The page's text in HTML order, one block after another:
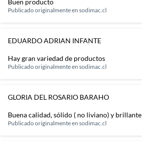
Buen producto
Publicado originalmente en sodimac.cl
EDUARDO ADRIAN INFANTE
Hay gran variedad de productos
Publicado originalmente en sodimac.cl
GLORIA DEL ROSARIO BARAHO
Buena calidad, sólido ( no liviano) y brillante
Publicado originalmente en sodimac.cl